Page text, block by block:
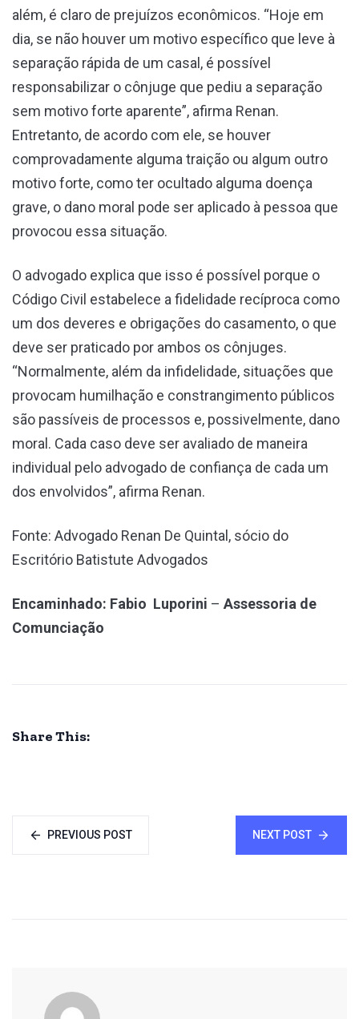
além, é claro de prejuízos econômicos. “Hoje em
dia, se não houver um motivo específico que leve à
separação rápida de um casal, é possível
responsabilizar o cônjuge que pediu a separação
sem motivo forte aparente”, afirma Renan.
Entretanto, de acordo com ele, se houver
comprovadamente alguma traição ou algum outro
motivo forte, como ter ocultado alguma doença
grave, o dano moral pode ser aplicado à pessoa que
provocou essa situação.
O advogado explica que isso é possível porque o
Código Civil estabelece a fidelidade recíproca como
um dos deveres e obrigações do casamento, o que
deve ser praticado por ambos os cônjuges.
“Normalmente, além da infidelidade, situações que
provocam humilhação e constrangimento públicos
são passíveis de processos e, possivelmente, dano
moral. Cada caso deve ser avaliado de maneira
individual pelo advogado de confiança de cada um
dos envolvidos”, afirma Renan.
Fonte: Advogado Renan De Quintal, sócio do
Escritório Batistute Advogados
Encaminhado: Fabio Luporini – Assessoria de
Comunciação
Share This:
PREVIOUS POST NEXT POST